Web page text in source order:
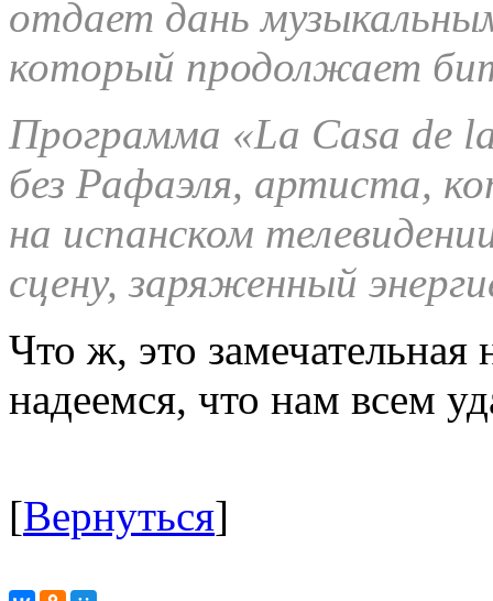
отдает дань
который продолжает
Программа «La Casa de
без Рафаэля, артиста,
на испанском
сцену, заряженный
Что ж, это
надеемся, что нам всем
[Вернуться]